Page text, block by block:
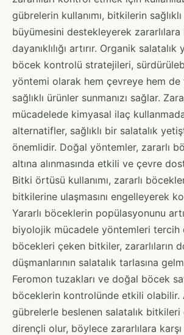
gübrelerin kullanımı, bitkilerin
büyümesini destekleyerek zararlılara
dayanıklılığı artırır. Organik
böcek kontrolü stratejileri,
yöntemi olarak hem çevreye hem
sağlıklı ürünler sunmanızı sağlar.
mücadelede kimyasal ilaç
alternatifler, sağlıklı bir salatalık
önemlidir. Doğal yöntemler, zararlı
altına alınmasında etkili ve çevre
Bitki örtüsü kullanımı, zararlı
bitkilerine ulaşmasını engelleyerek
Yararlı böceklerin popülasyonunu
biyolojik mücadele yöntemleri tercih
böcekleri çeken bitkiler, zararlıların
düşmanlarının salatalık tarlasına
Feromon tuzakları ve doğal böcek
böceklerin kontrolünde etkili olabilir.
gübrelerle beslenen salatalık bitkileri
dirençli olur, böylece zararlılara karşı